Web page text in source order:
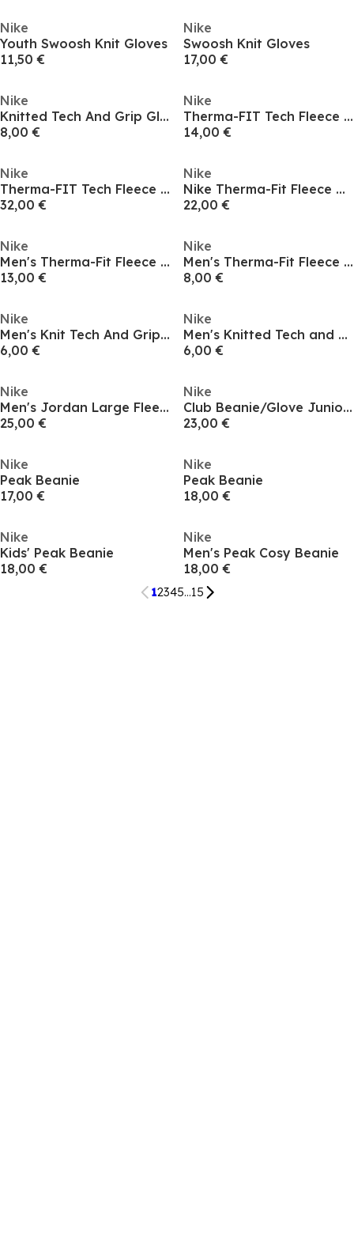
Nike
Youth Swoosh Knit Gloves
11,50 €
Nike
Swoosh Knit Gloves
17,00 €
Nike
Knitted Tech And Grip Gloves
8,00 €
Nike
Therma-FIT Tech Fleece Gloves
14,00 €
Nike
Therma-FIT Tech Fleece Gloves
32,00 €
Nike
Nike Therma-Fit Fleece Gloves
22,00 €
Nike
Men's Therma-Fit Fleece Gloves
13,00 €
Nike
Men's Therma-Fit Fleece Gloves
8,00 €
Nike
Men's Knit Tech And Grip Fleece Gloves
6,00 €
Nike
Men's Knitted Tech and Grip Fleece Gloves
6,00 €
Nike
Men's Jordan Large Fleece Gloves
25,00 €
Nike
Club Beanie/Glove Juniors
23,00 €
Nike
Peak Beanie
17,00 €
Nike
Peak Beanie
18,00 €
Nike
Kids' Peak Beanie
18,00 €
Nike
Men's Peak Cosy Beanie
18,00 €
12345...15